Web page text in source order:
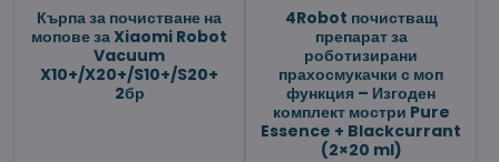
Кърпа за почистване на
мопове за Xiaomi Robot
Vacuum
X10+/X20+/S10+/S20+
2бр
4Robot почистващ
препарат за
роботизирани
прахосмукачки с моп
функция – Изгоден
комплект мостри Pure
Essence + Blackcurrant
(2×20 ml)